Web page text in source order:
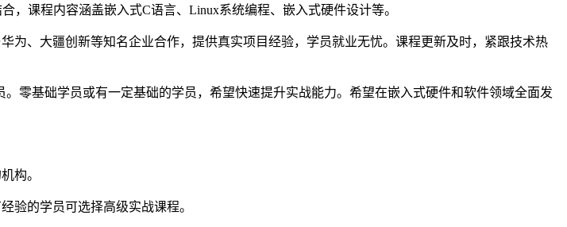
课程内容涵盖嵌入式C语言、Linux系统编程、嵌入式硬件设计等。
为、大疆创新等知名企业合作，提供真实项目经验，学员就业无忧。课程更新及时，紧跟技术热
零基础学员或有一定基础的学员，希望快速提升实战能力。希望在嵌入式硬件和软件领域全面发
构。
验的学员可选择高级实战课程。